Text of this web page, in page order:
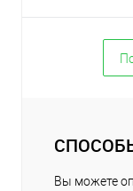
Вы можете